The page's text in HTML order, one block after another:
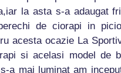
la asta s-a adaugat
de ciorapi in
acesta ocazie La
si acelasi model de
a mai luminat am